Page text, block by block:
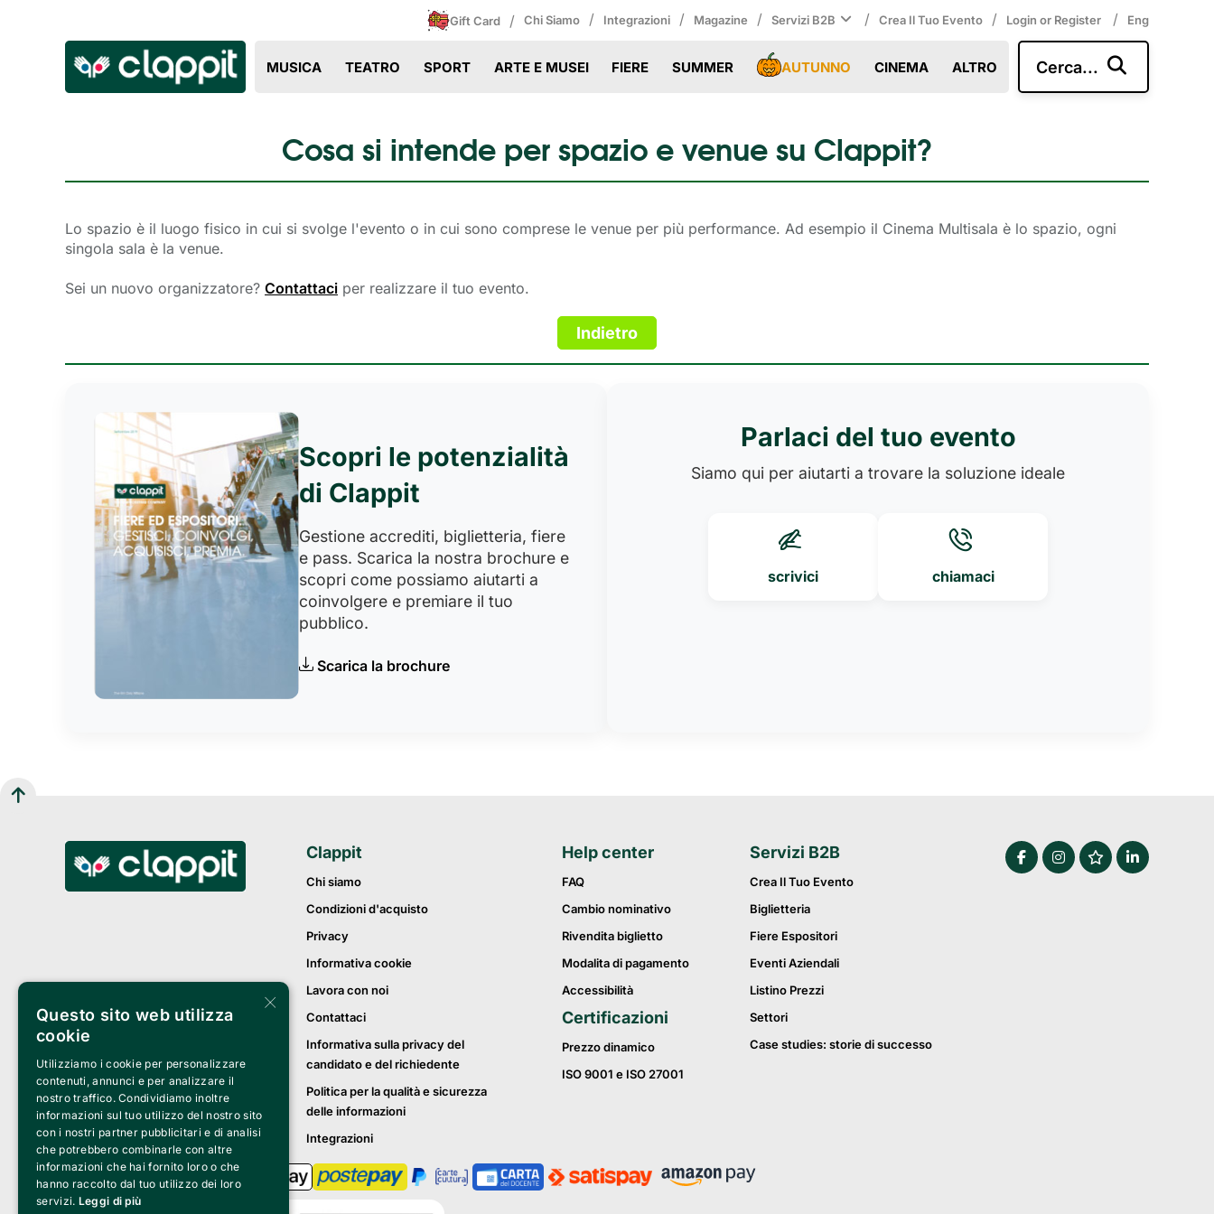
Gift Card / Chi Siamo / Integrazioni / Magazine / Servizi B2B / Crea Il Tuo Evento / Login or Register / Eng
MUSICA TEATRO SPORT ARTE E MUSEI FIERE SUMMER AUTUNNO CINEMA ALTRO Cerca...
Cosa si intende per spazio e venue su Clappit?
Lo spazio è il luogo fisico in cui si svolge l'evento o in cui sono comprese le venue per più performance. Ad esempio il Cinema Multisala è lo spazio, ogni
singola sala è la venue.
Sei un nuovo organizzatore? Contattaci per realizzare il tuo evento.
Scopri le potenzialità
di Clappit
Gestione accrediti, biglietteria, fiere
e pass. Scarica la nostra brochure e
scopri come possiamo aiutarti a
coinvolgere e premiare il tuo
pubblico.
Scarica la brochure
Parlaci del tuo evento
Siamo qui per aiutarti a trovare la soluzione ideale
scrivici chiamaci
Clappit
Chi siamo
Condizioni d'acquisto
Privacy
Informativa cookie
Lavora con noi
Contattaci
Informativa sulla privacy del
candidato e del richiedente
Politica per la qualità e sicurezza
delle informazioni
Integrazioni
Help center
FAQ
Cambio nominativo
Rivendita biglietto
Modalita di pagamento
Accessibilità
Certificazioni
Prezzo dinamico
ISO 9001 e ISO 27001
Servizi B2B
Crea Il Tuo Evento
Biglietteria
Fiere Espositori
Eventi Aziendali
Listino Prezzi
Settori
Case studies: storie di successo
×
Questo sito web utilizza
cookie
Utilizziamo i cookie per personalizzare
contenuti, annunci e per analizzare il
nostro traffico. Condividiamo inoltre
informazioni sul tuo utilizzo del nostro sito
con i nostri partner pubblicitari e di analisi
che potrebbero combinarle con altre
informazioni che hai fornito loro o che
hanno raccolto dal tuo utilizzo dei loro
servizi. Leggi di più